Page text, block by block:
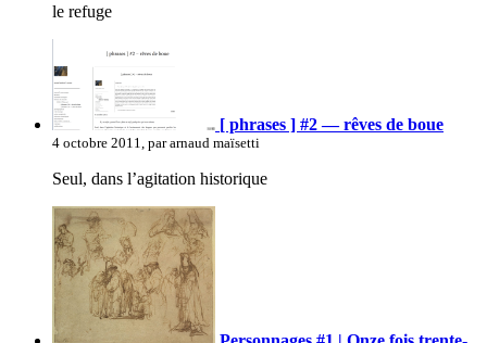
le refuge
[ phrases ] #2 — rêves de boue
4 octobre 2011, par arnaud maïsetti
Seul, dans l’agitation historique